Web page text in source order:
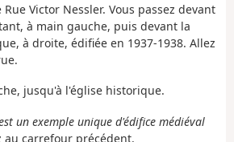
Victor Nessler. Vous passez devant
à main gauche, puis devant la
à droite, édifiée en 1937-1938. Allez
jusqu'à l'église historique.
un exemple unique d'édifice médiéval
au carrefour précédent.